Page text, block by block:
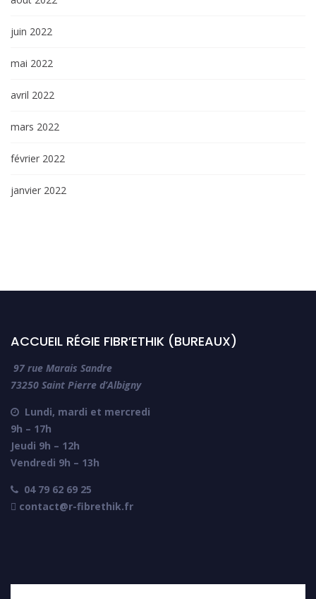
juin 2022
mai 2022
avril 2022
mars 2022
février 2022
janvier 2022
ACCUEIL RÉGIE FIBR’ETHIK (BUREAUX)
97 rue Marais Sandre
73250 Saint Pierre d’Albigny

Lundi, mardi et mercredi
9h – 17h
Jeudi 9h – 12h
Vendredi 9h – 13h

04 79 62 69 25
 contact@r-fibrethik.fr